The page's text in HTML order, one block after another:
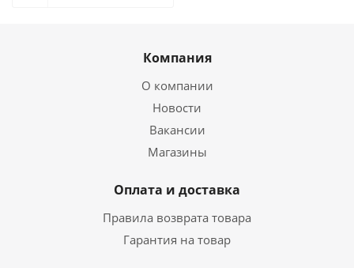
Компания
О компании
Новости
Вакансии
Магазины
Оплата и доставка
Правила возврата товара
Гарантия на товар